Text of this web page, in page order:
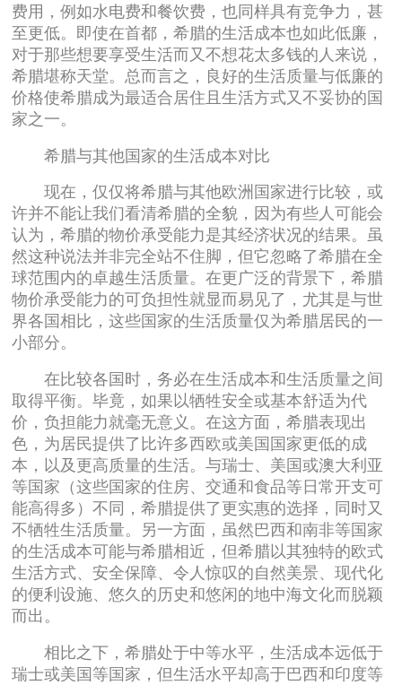
费用，例如水电费和餐饮费，也同样具有竞争力，甚
至更低。即使在首都，希腊的生活成本也如此低廉，
对于那些想要享受生活而又不想花太多钱的人来说，
希腊堪称天堂。总而言之，良好的生活质量与低廉的
价格使希腊成为最适合居住且生活方式又不妥协的国
家之一。
希腊与其他国家的生活成本对比
现在，仅仅将希腊与其他欧洲国家进行比较，或
许并不能让我们看清希腊的全貌，因为有些人可能会
认为，希腊的物价承受能力是其经济状况的结果。虽
然这种说法并非完全站不住脚，但它忽略了希腊在全
球范围内的卓越生活质量。在更广泛的背景下，希腊
物价承受能力的可负担性就显而易见了，尤其是与世
界各国相比，这些国家的生活质量仅为希腊居民的一
小部分。
在比较各国时，务必在生活成本和生活质量之间
取得平衡。毕竟，如果以牺牲安全或基本舒适为代
价，负担能力就毫无意义。在这方面，希腊表现出
色，为居民提供了比许多西欧或美国国家更低的成
本，以及更高质量的生活。与瑞士、美国或澳大利亚
等国家（这些国家的住房、交通和食品等日常开支可
能高得多）不同，希腊提供了更实惠的选择，同时又
不牺牲生活质量。另一方面，虽然巴西和南非等国家
的生活成本可能与希腊相近，但希腊以其独特的欧式
生活方式、安全保障、令人惊叹的自然美景、现代化
的便利设施、悠久的历史和悠闲的地中海文化而脱颖
而出。
相比之下，希腊处于中等水平，生活成本远低于
瑞士或美国等国家，但生活水平却高于巴西和印度等